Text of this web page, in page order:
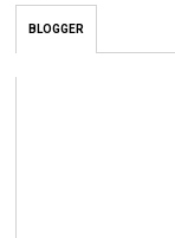
BLOGGER